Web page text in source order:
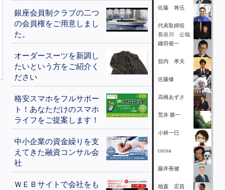
銀座会員制クラブの二つ
の会員権をご用意しまし
た。
オーダースーツを新調し
たいという方をご紹介く
ださい
格安スマホをフルサポー
ト！あなただけのスマホ
ライフをご提案します！
中小企業の資金繰りを支
えてきた融資コンサル会
社
ＷＥＢサイトで会社をも
佐藤 将伍
代表取締役
長谷川 公哉
鎌田俊一
舘内 孝夫
佐藤修
高橋あずさ
荒井 勝一
小林一巳
cocoa
藤井善健
植森 宏昌